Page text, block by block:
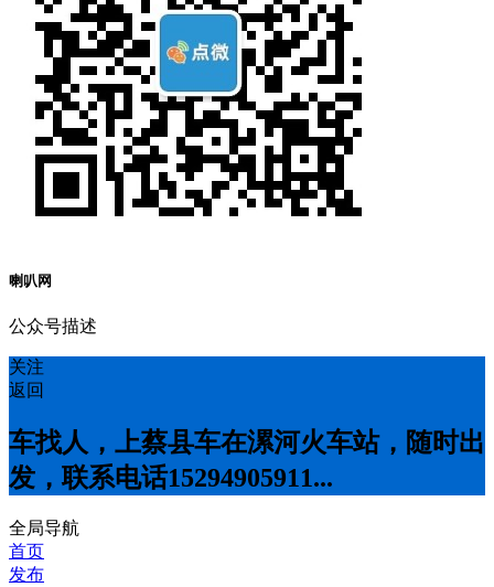
喇叭网
公众号描述
关注
返回
车找人，上蔡县车在漯河火车站，随时出
发，联系电话15294905911...
全局导航
首页
发布